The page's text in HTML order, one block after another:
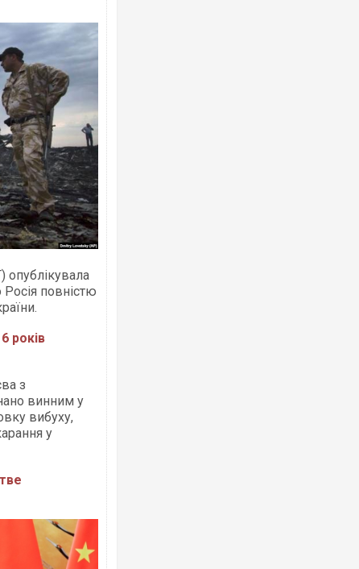
опублікувала
повністю
років
з
винним у
вибуху,
у